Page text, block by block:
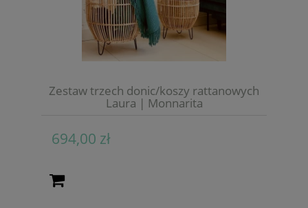
Zestaw trzech donic/koszy rattanowych
Laura | Monnarita
694,00 zł